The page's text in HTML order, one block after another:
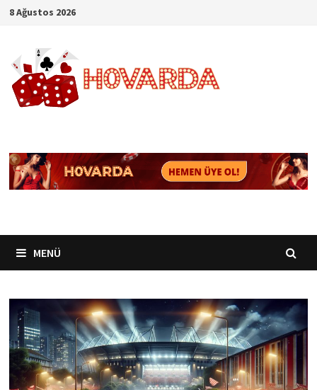
İçeriğe
8 Ağustos 2026
MENÜ